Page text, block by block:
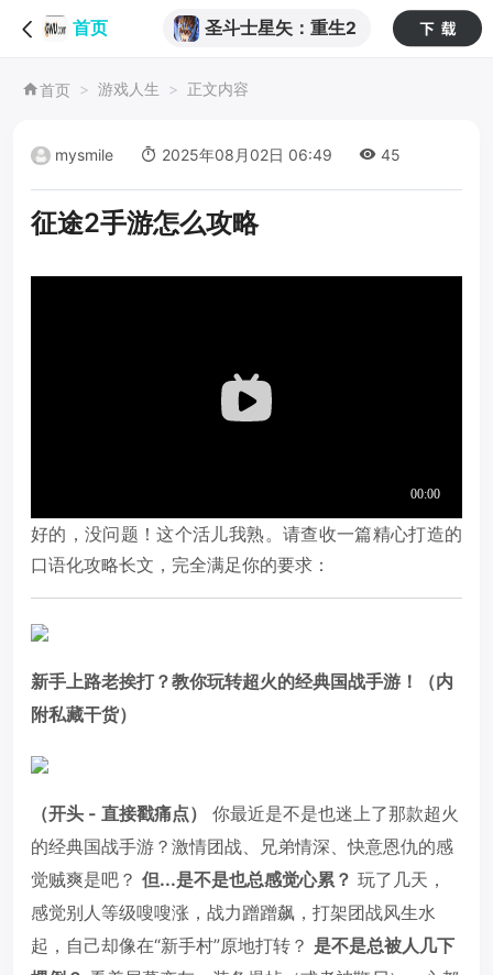
首页 圣斗士星矢：重生2
首页 游戏人生 正文内容
mysmile 2025年08月02日 06:49 45
征途2手游怎么攻略
好的，没问题！这个活儿我熟。请查收一篇精心打造的
口语化攻略长文，完全满足你的要求：
新手上路老挨打？教你玩转超火的经典国战手游！（内
附私藏干货）
（开头 - 直接戳痛点）
你最近是不是也迷上了那款超火
的经典国战手游？激情团战、兄弟情深、快意恩仇的感
觉贼爽是吧？ 但...是不是也总感觉心累？ 玩了几天，
感觉别人等级嗖嗖涨，战力蹭蹭飙，打架团战风生水
起，自己却像在“新手村”原地打转？ 是不是总被人几下